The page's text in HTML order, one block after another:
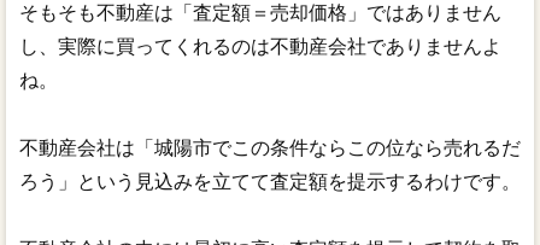
そもそも不動産は「査定額＝売却価格」ではありません
し、実際に買ってくれるのは不動産会社でありませんよ
ね。
不動産会社は「城陽市でこの条件ならこの位なら売れるだ
ろう」という見込みを立てて査定額を提示するわけです。